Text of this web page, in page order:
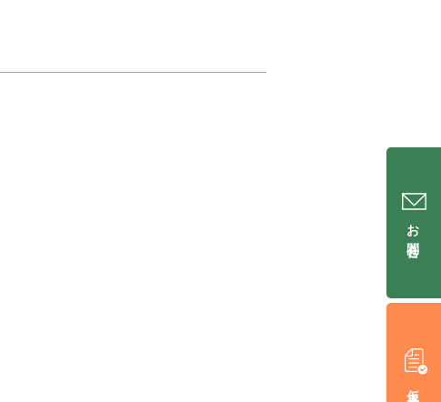
お問合せ
仮入居申込み